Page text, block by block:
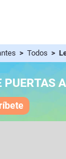
> Todos >
PUERTAS